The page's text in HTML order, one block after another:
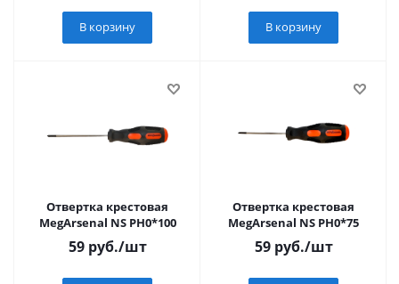
В корзину В корзину
Отвертка крестовая
MegArsenal NS РН0*100
59руб./шт
Отвертка крестовая
MegArsenal NS РН0*75
59руб./шт